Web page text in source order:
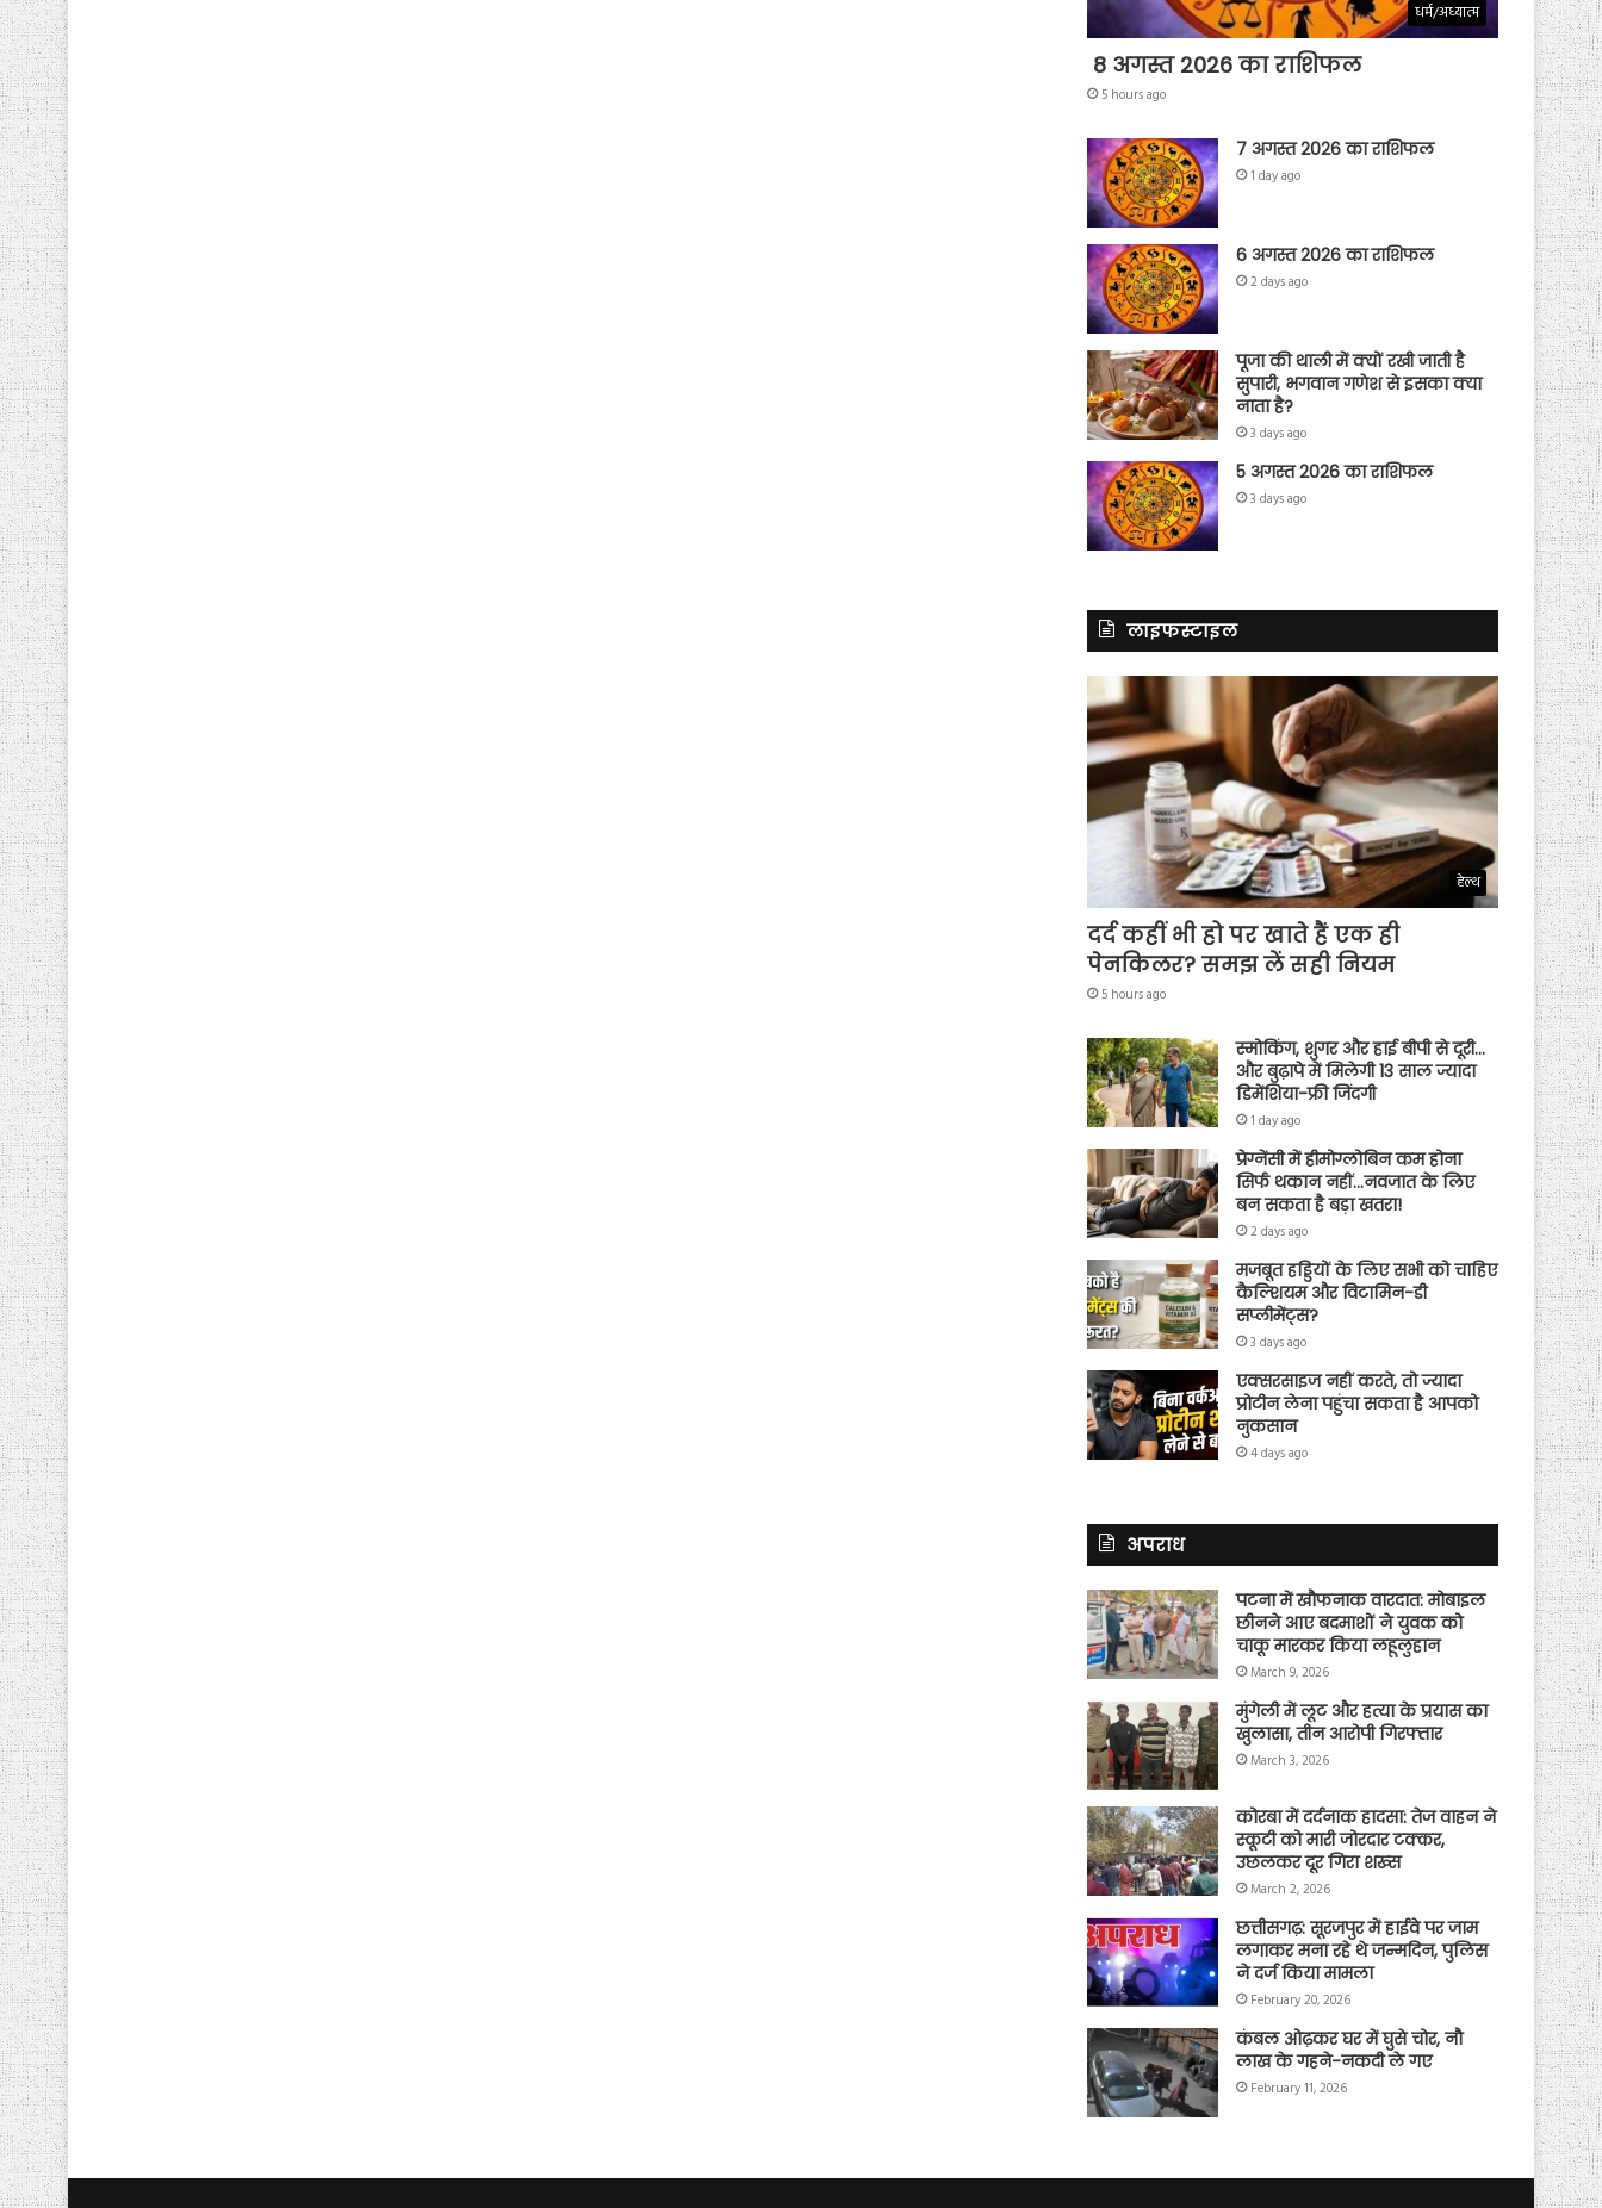
धर्म/अध्यात्म
8 अगस्त 2026 का राशिफल
5 hours ago
7 अगस्त 2026 का राशिफल
1 day ago
6 अगस्त 2026 का राशिफल
2 days ago
पूजा की थाली में क्यों रखी जाती है
सुपारी, भगवान गणेश से इसका क्या
नाता है?
3 days ago
5 अगस्त 2026 का राशिफल
3 days ago
लाइफस्टाइल
हेल्थ
दर्द कहीं भी हो पर खाते हैं एक ही
पेनकिलर? समझ लें सही नियम
5 hours ago
स्मोकिंग, शुगर और हाई बीपी से दूरी…
और बुढ़ापे में मिलेगी 13 साल ज्यादा
डिमेंशिया-फ्री जिंदगी
1 day ago
प्रेग्नेंसी में हीमोग्लोबिन कम होना
सिर्फ थकान नहीं…नवजात के लिए
बन सकता है बड़ा खतरा!
2 days ago
मजबूत हड्डियों के लिए सभी को चाहिए
कैल्शियम और विटामिन-डी
सप्लीमेंट्स?
3 days ago
एक्सरसाइज नहीं करते, तो ज्यादा
प्रोटीन लेना पहुंचा सकता है आपको
नुकसान
4 days ago
अपराध
पटना में खौफनाक वारदात: मोबाइल
छीनने आए बदमाशों ने युवक को
चाकू मारकर किया लहूलुहान
March 9, 2026
मुंगेली में लूट और हत्या के प्रयास का
खुलासा, तीन आरोपी गिरफ्तार
March 3, 2026
कोरबा में दर्दनाक हादसा: तेज वाहन ने
स्कूटी को मारी जोरदार टक्कर,
उछलकर दूर गिरा शख्स
March 2, 2026
छत्तीसगढ़: सूरजपुर में हाईवे पर जाम
लगाकर मना रहे थे जन्मदिन, पुलिस
ने दर्ज किया मामला
February 20, 2026
कंबल ओढ़कर घर में घुसे चोर, नौ
लाख के गहने-नकदी ले गए
February 11, 2026